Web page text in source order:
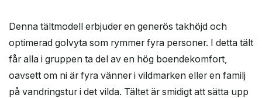
Denna tältmodell erbjuder en generös takhöjd och
optimerad golvyta som rymmer fyra personer. I detta tält
får alla i gruppen ta del av en hög boendekomfort,
oavsett om ni är fyra vänner i vildmarken eller en familj
på vandringstur i det vilda. Tältet är smidigt att sätta upp